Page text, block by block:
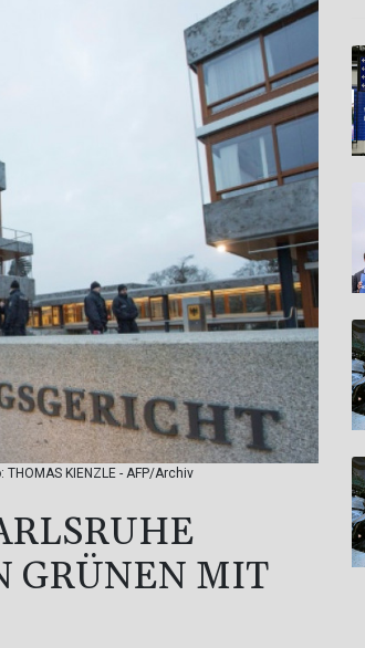
KIENZLE - AFP/Archiv
GRÜNEN MIT